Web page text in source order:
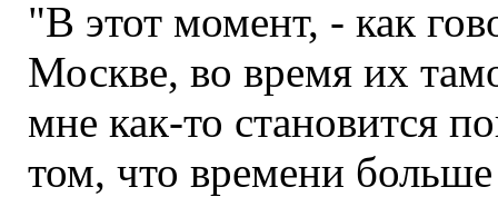
"В этот момент, - как
Москве, во время их
мне как-то становится
том, что времени